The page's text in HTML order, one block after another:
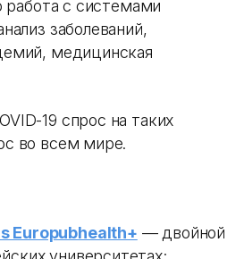
с системами
заболеваний,
медицинская
19 спрос на таких
во всем мире.
Europubhealth+ — двойной